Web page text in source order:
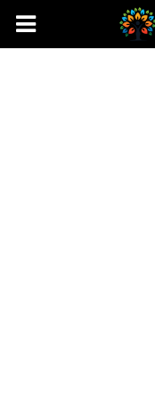
Prowital.pl